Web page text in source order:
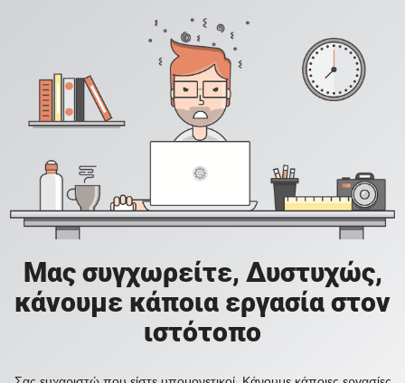
Μας συγχωρείτε, Δυστυχώς,
κάνουμε κάποια εργασία στον
ιστότοπο